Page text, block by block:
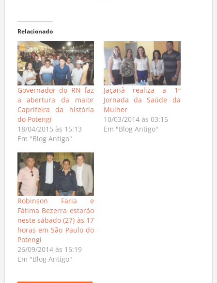
Relacionado
Governador do RN faz
a abertura da maior
Caprifeira da história
do Potengi
18/04/2015 às 15:13
Em "Blog Antigo"
Jaçanã realiza a 1ª
Jornada da Saúde da
Mulher
10/03/2014 às 03:15
Em "Blog Antigo"
Robinson Faria e
Fátima Bezerra estarão
neste sábado (27) às 17
horas em São Paulo do
Potengi
26/09/2014 às 16:19
Em "Blog Antigo"